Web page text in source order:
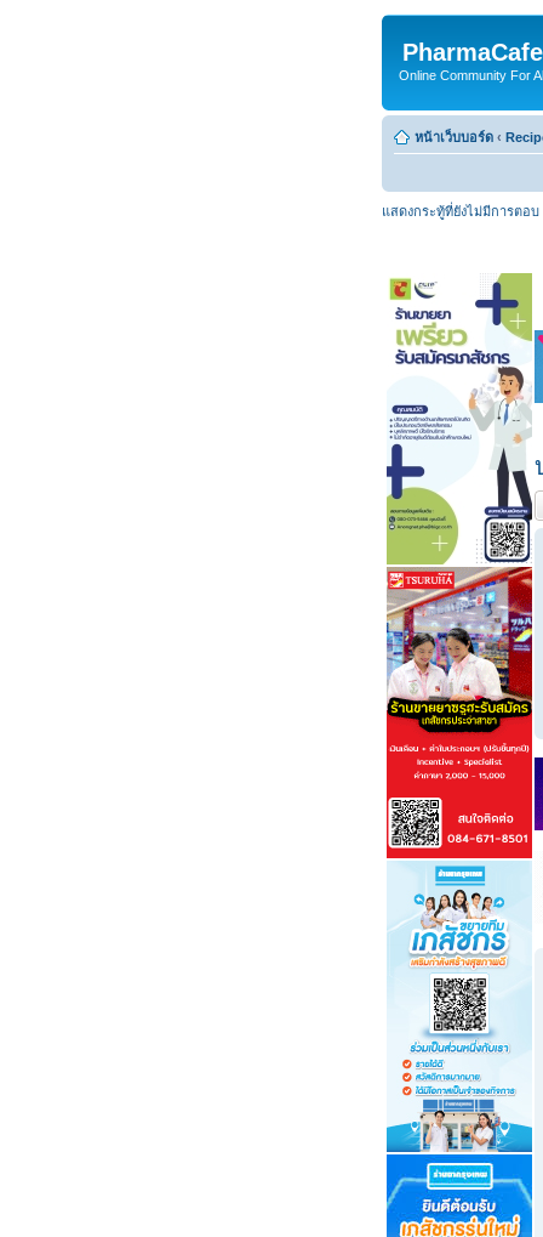
Online Community For
หน้าเว็บบอร์ด ‹
แสดงกระทู้ที่ยังไม่มีการตอบ